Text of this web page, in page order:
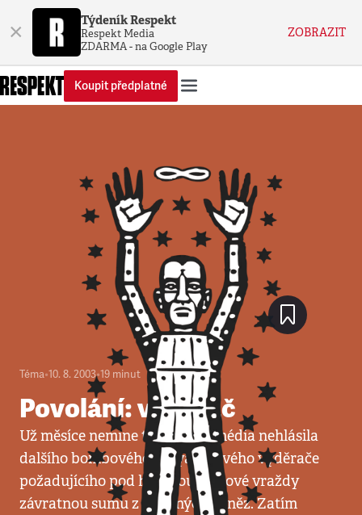
× Týdeník Respekt
Respekt Media
ZDARMA - na Google Play
ZOBRAZIT
Koupit předplatné
Téma•10. 8. 2003•19 minut
Povolání: vyděrač
Už měsíce nemine týden, aby média nehlásila
dalšího bombového či kyanidového vyděrače
požadujícího pod hrozbou masové vraždy
závratnou sumu z veřejných peněz. Zatím